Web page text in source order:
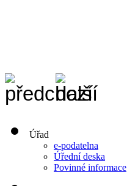
Úřad
e-podatelna
Úřední deska
Povinné informace